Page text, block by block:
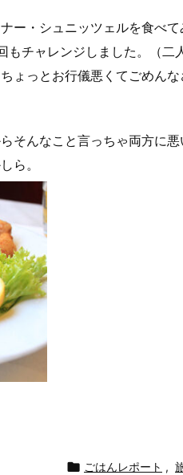
ー・シュニッツェルを食べて
もチャレンジしました。（二
ょっとお行儀悪くてごめんな
そんなこと言っちゃ両方に悪
ら。
 ごはんレポート ,